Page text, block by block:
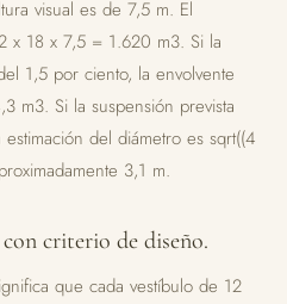
visual es de 7,5 m. El
x 18 x 7,5 = 1.620 m3. Si la
1,5 por ciento, la envolvente
m3. Si la suspensión prevista
del diámetro es sqrt((4
3,1 m.
criterio de diseño.
que cada vestíbulo de 12